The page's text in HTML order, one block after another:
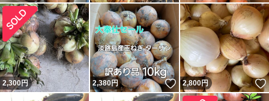
2,300円 2,380円 いいね！
2,800円